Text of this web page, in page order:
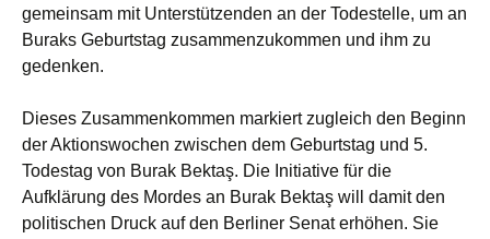
gemeinsam mit Unterstützenden an der Todestelle, um an
Buraks Geburtstag zusammenzukommen und ihm zu
gedenken.
Dieses Zusammenkommen markiert zugleich den Beginn
der Aktionswochen zwischen dem Geburtstag und 5.
Todestag von Burak Bektaş. Die Initiative für die
Aufklärung des Mordes an Burak Bektaş will damit den
politischen Druck auf den Berliner Senat erhöhen. Sie